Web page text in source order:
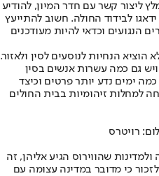
ליצור קשר עם חדר המיון, להודיע
לבידוד החולה. חשוב להתייעץ
הנגועים וכדאי להיות מעודכנים
הוציא הנחיות לנוסעים לסין ולאזור.
ויש גם כמה עשרות אנשים בסין
ימים נדע יותר פרטים וכיצד
למחלות זיהומיות בבית החולים
רויטרס
שהווירוס הגיע אליהן, זה
כי מדובר במדינה עצומה עם